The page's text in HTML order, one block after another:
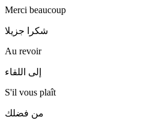
Merci beaucoup
شكرا جزيلا
Au revoir
إلى اللقاء
S'il vous plaît
من فضلك